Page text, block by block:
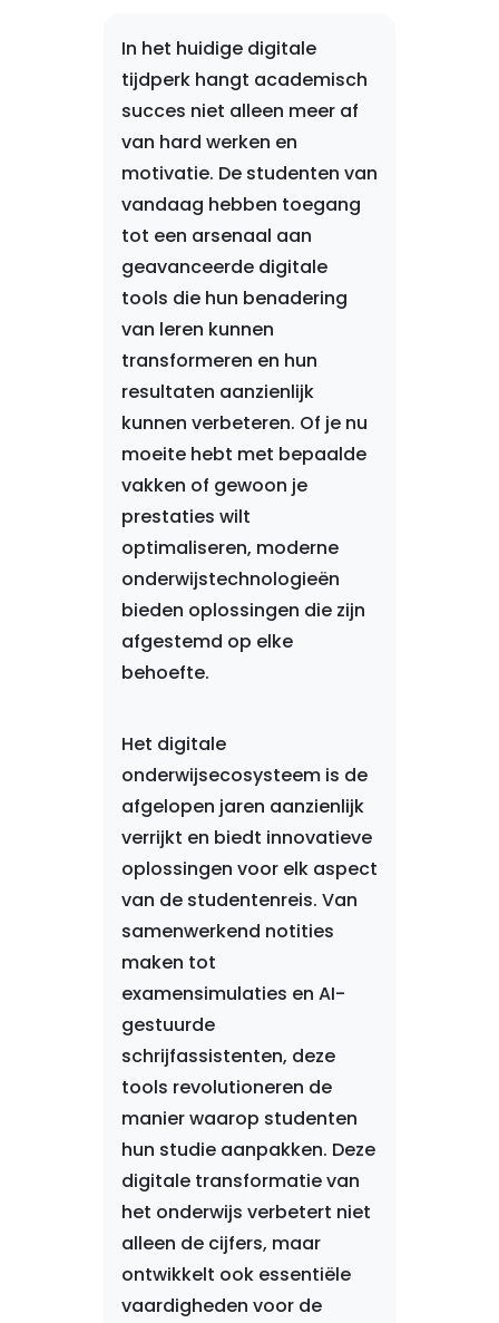
In het huidige digitale
tijdperk hangt academisch
succes niet alleen meer af
van hard werken en
motivatie. De studenten van
vandaag hebben toegang
tot een arsenaal aan
geavanceerde digitale
tools die hun benadering
van leren kunnen
transformeren en hun
resultaten aanzienlijk
kunnen verbeteren. Of je nu
moeite hebt met bepaalde
vakken of gewoon je
prestaties wilt
optimaliseren, moderne
onderwijstechnologieën
bieden oplossingen die zijn
afgestemd op elke
behoefte.
Het digitale
onderwijsecosysteem is de
afgelopen jaren aanzienlijk
verrijkt en biedt innovatieve
oplossingen voor elk aspect
van de studentenreis. Van
samenwerkend notities
maken tot
examensimulaties en AI-
gestuurde
schrijfassistenten, deze
tools revolutioneren de
manier waarop studenten
hun studie aanpakken. Deze
digitale transformatie van
het onderwijs verbetert niet
alleen de cijfers, maar
ontwikkelt ook essentiële
vaardigheden voor de